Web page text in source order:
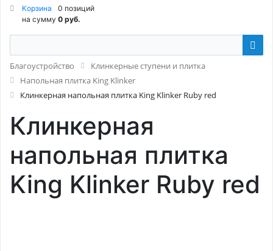
Корзина
0 позиций
на сумму 0 руб.
Благоустройство
Клинкерные ступени и плитка
Напольная плитка King Klinker
Клинкерная напольная плитка King Klinker Ruby red
Клинкерная
напольная плитка
King Klinker Ruby red